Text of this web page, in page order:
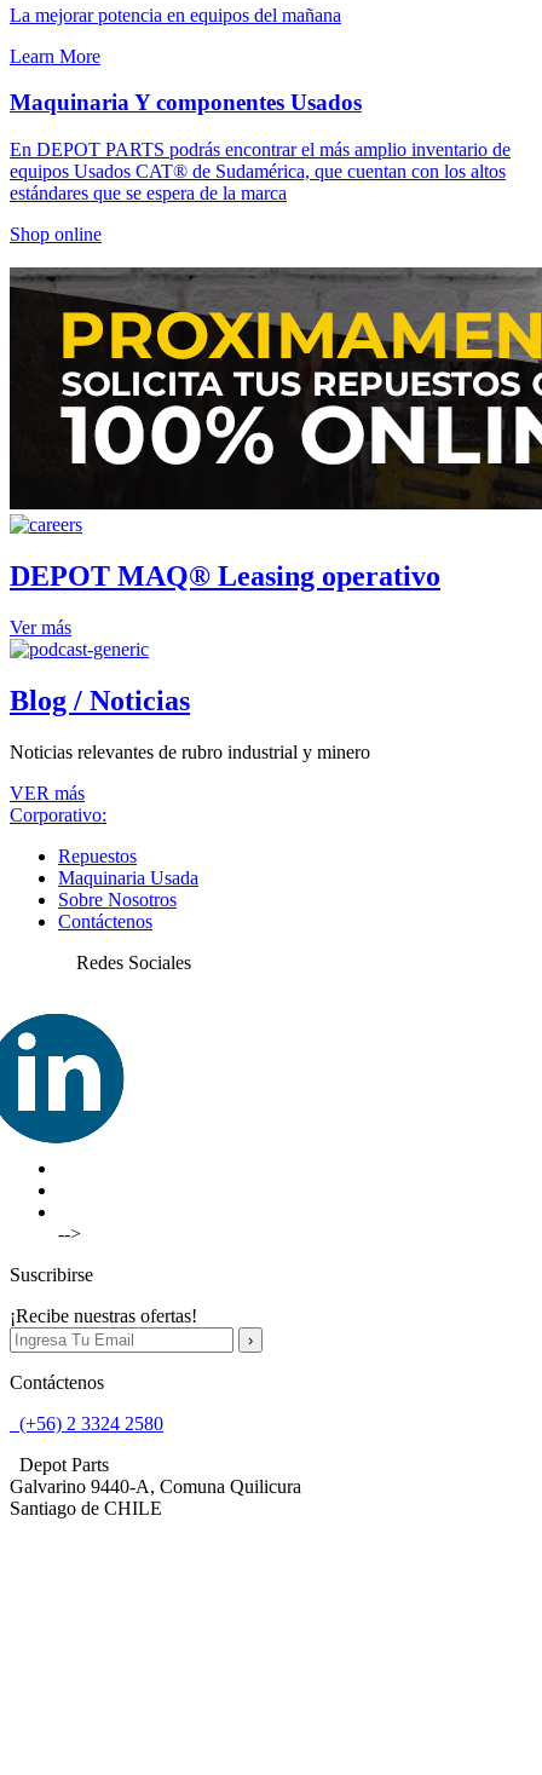
La mejorar potencia en equipos del mañana
Learn More
Maquinaria Y componentes Usados
En DEPOT PARTS podrás encontrar el más amplio inventario de
equipos Usados CAT® de Sudamérica, que cuentan con los altos
estándares que se espera de la marca
Shop online
DEPOT MAQ® Leasing operativo
Ver más
Blog / Noticias
Noticias relevantes de rubro industrial y minero
VER más
Corporativo:
Repuestos
Maquinaria Usada
Sobre Nosotros
Contáctenos
Redes Sociales
-->
Suscribirse
¡Recibe nuestras ofertas!
Contáctenos
(+56) 2 3324 2580
Depot Parts
Galvarino 9440-A, Comuna Quilicura
Santiago de CHILE